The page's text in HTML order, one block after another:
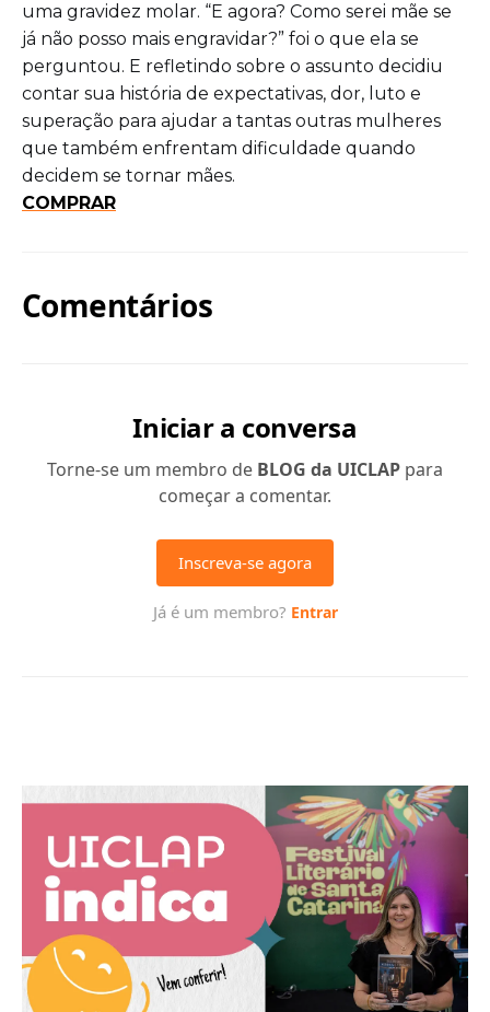
uma gravidez molar. “E agora? Como serei mãe se
já não posso mais engravidar?” foi o que ela se
perguntou. E refletindo sobre o assunto decidiu
contar sua história de expectativas, dor, luto e
superação para ajudar a tantas outras mulheres
que também enfrentam dificuldade quando
decidem se tornar mães.
COMPRAR